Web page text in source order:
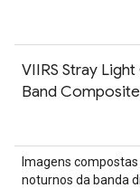
VIIRS Stray
Band
Imagens
noturnos da banda